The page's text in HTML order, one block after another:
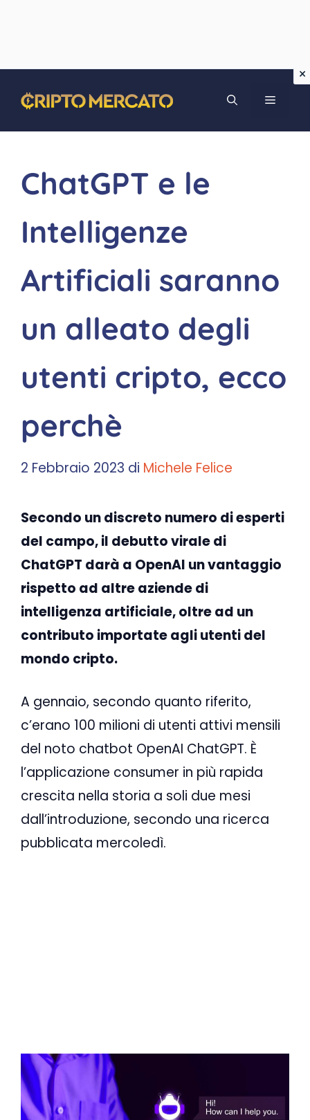
contenuto
MENU
ChatGPT e le
Intelligenze
Artificiali saranno
un alleato degli
utenti cripto, ecco
perchè
2 Febbraio 2023 di Michele Felice
Secondo un discreto numero di esperti
del campo, il debutto virale di
ChatGPT darà a OpenAI un vantaggio
rispetto ad altre aziende di
intelligenza artificiale, oltre ad un
contributo importate agli utenti del
mondo cripto.
A gennaio, secondo quanto riferito,
c’erano 100 milioni di utenti attivi mensili
del noto chatbot OpenAI ChatGPT. È
l’applicazione consumer in più rapida
crescita nella storia a soli due mesi
dall’introduzione, secondo una ricerca
pubblicata mercoledì.